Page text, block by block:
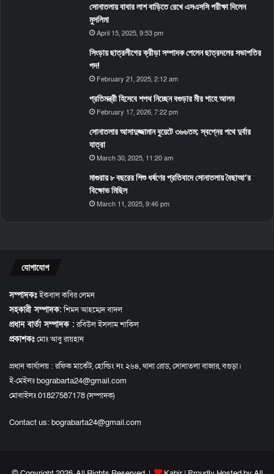
সোনাতলায় বাবার লাশ বাড়িতে রেখে এসএসসি পরীক্ষা দিলেন
মুসলিমা
April 15, 2025, 9:53 pm
সিংড়ায় ছাত্রলীগের ক্রীড়া সম্পাদক পেলেন ছাত্রদলের সভাপতির
পদ!
February 21, 2025, 2:12 am
প্রতিমন্ত্রী হিসেবে শপথ নিচ্ছেন বগুড়ার মীর শাহে আলম
February 17, 2026, 7:22 pm
সোনাতলার আসাদুজ্জামান বুয়েটে ৩৬৬তম; স্বপ্নের পথে দুর্বার
যাত্রা
March 30, 2025, 11:20 am
মাগুরায় ৮ বছরের শিশু ধর্ষণের প্রতিবাদে সোনাতলায় বৈছাআ’র
বিক্ষোভ মিছিল
March 11, 2025, 9:46 pm
যোগাযোগ
সম্পাদকঃইকবাল কবির লেমন
সহকারী সম্পাদক:শিমন আহম্মেদ বাদল
প্রধান বার্তা সম্পাদক :রবিউল ইসলাম শাকিল
প্রকাশকঃমোঃ আবু রায়হান
প্রধান কার্যালয় : রফিক মার্কেট, হোল্ডিং নং ২৬৪, থানা রোড, সোনাতলা বাজার, বগুড়া।
ই-মেইলঃ bograbarta24@gmail.com
মোবাইলঃ 01827587178 (সম্পাদক)
Contact us: bograbarta24@gmail.com